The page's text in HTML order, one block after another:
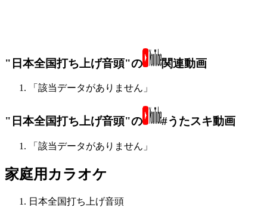
"日本全国打ち上げ音頭"の 関連動画
「該当データがありません」
"日本全国打ち上げ音頭"の #うたスキ動画
「該当データがありません」
家庭用カラオケ
日本全国打ち上げ音頭